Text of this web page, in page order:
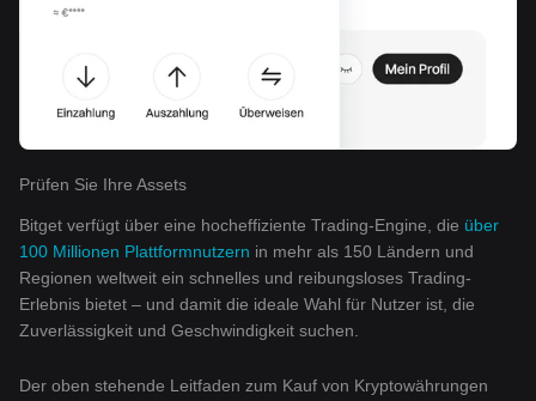
Prüfen Sie Ihre Assets
Bitget verfügt über eine hocheffiziente Trading-Engine, die über
100 Millionen Plattformnutzern in mehr als 150 Ländern und
Regionen weltweit ein schnelles und reibungsloses Trading-
Erlebnis bietet – und damit die ideale Wahl für Nutzer ist, die
Zuverlässigkeit und Geschwindigkeit suchen.
Der oben stehende Leitfaden zum Kauf von Kryptowährungen